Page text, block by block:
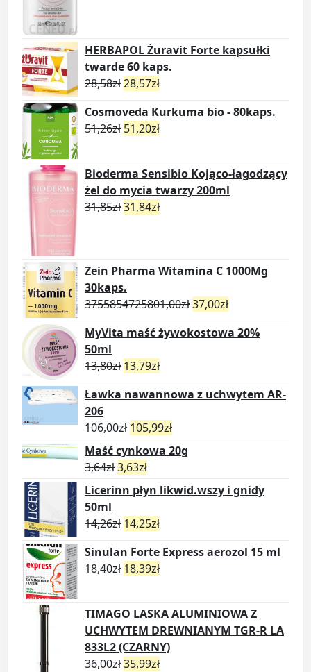
HERBAPOL Żuravit Forte kapsułki
twarde 60 kaps.
28,58zł28,57zł
Cosmoveda Kurkuma bio - 80kaps.
51,26zł 51,20zł
Bioderma Sensibio Kojąco-łagodzący
żel do mycia twarzy 200ml
31,85zł31,84zł
Zein Pharma Witamina C 1000Mg
30kaps.
3755854725801,00zł37,00zł
MyVita maść żywokostowa 20%
50ml
13,80zł 13,79zł
Ławka nawannowa z uchwytem AR-
206
106,00zł 105,99zł
Maść cynkowa 20g
3,64zł3,63zł
Licerinn płyn likwid.wszy i gnidy
50ml
14,26zł 14,25zł
Sinulan Forte Express aerozol 15 ml
18,40zł 18,39zł
TIMAGO LASKA ALUMINIOWA Z
UCHWYTEM DREWNIANYM TGR-R LA
833L2 (CZARNY)
36,00zł35,99zł